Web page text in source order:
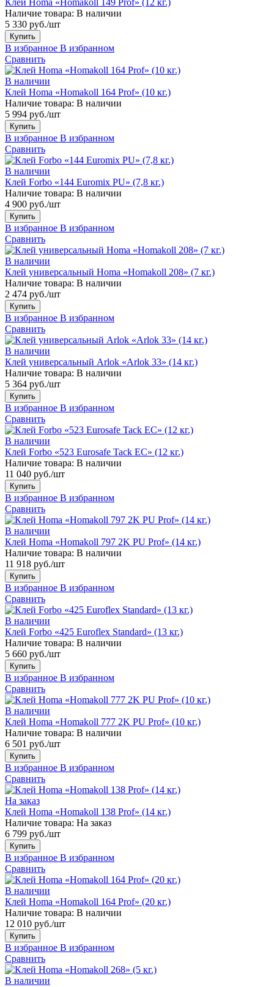
Наличие товара: В наличии
5 330 руб./шт
Купить
В избранное В избранном
Сравнить
В наличии
Клей Homa «Homakoll 164 Prof» (10 кг.)
Наличие товара: В наличии
5 994 руб./шт
Купить
В избранное В избранном
Сравнить
В наличии
Клей Forbo «144 Euromix PU» (7,8 кг.)
Наличие товара: В наличии
4 900 руб./шт
Купить
В избранное В избранном
Сравнить
В наличии
Клей универсальный Homa «Homakoll 208» (7 кг.)
Наличие товара: В наличии
2 474 руб./шт
Купить
В избранное В избранном
Сравнить
В наличии
Клей универсальный Arlok «Arlok 33» (14 кг.)
Наличие товара: В наличии
5 364 руб./шт
Купить
В избранное В избранном
Сравнить
В наличии
Клей Forbo «523 Eurosafe Tack EC» (12 кг.)
Наличие товара: В наличии
11 040 руб./шт
Купить
В избранное В избранном
Сравнить
В наличии
Клей Homa «Homakoll 797 2K PU Prof» (14 кг.)
Наличие товара: В наличии
11 918 руб./шт
Купить
В избранное В избранном
Сравнить
В наличии
Клей Forbo «425 Euroflex Standard» (13 кг.)
Наличие товара: В наличии
5 660 руб./шт
Купить
В избранное В избранном
Сравнить
В наличии
Клей Homa «Homakoll 777 2K PU Prof» (10 кг.)
Наличие товара: В наличии
6 501 руб./шт
Купить
В избранное В избранном
Сравнить
На заказ
Клей Homa «Homakoll 138 Prof» (14 кг.)
Наличие товара: На заказ
6 799 руб./шт
Купить
В избранное В избранном
Сравнить
В наличии
Клей Homa «Homakoll 164 Prof» (20 кг.)
Наличие товара: В наличии
12 010 руб./шт
Купить
В избранное В избранном
Сравнить
В наличии